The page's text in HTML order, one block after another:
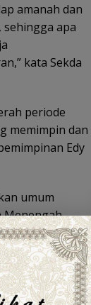
amanah dan
apa
kata Sekda
periode
memimpin dan
Edy
umum
Menengah
wajib bukan